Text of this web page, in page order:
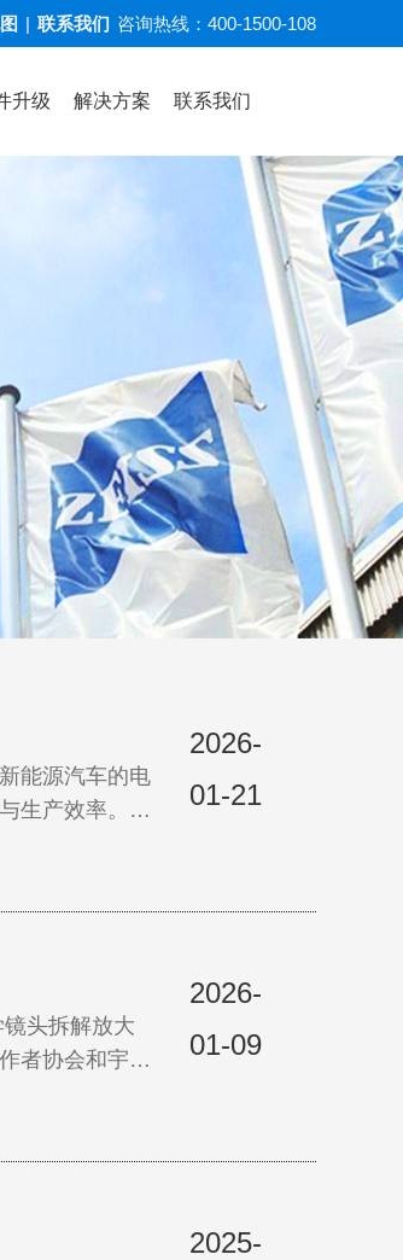
| 联系我们 咨询热线： 400-1500-108
升级 解决方案 联系我们
能源汽车的电
生产效率。然
2026-
01-21
头拆解放大
者协会和宇瞳
年启动以来
2026-
01-09
2025-